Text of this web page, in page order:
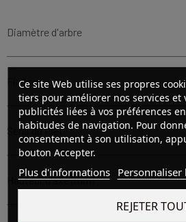
Diamètre d'arbre
Filetage
Sens du filet
Hauteur d'axe (mm)
Ce site Web utilise ses propres
tiers pour améliorer nos services et
publicités liées à vos préférences
habitudes de navigation. Pour
consentement à son utilisation,
bouton Accepter.
Plus d'informations Personnaliser
REJETER